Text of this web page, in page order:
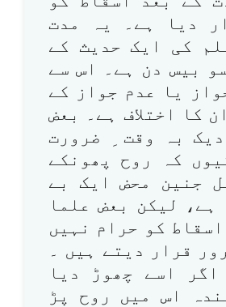
دیا ہے۔ یہ مدت
کی ایک حدیث کے
بیس دن ہے۔ اس سے
یا عدم جواز کے
کا اختلاف ہے۔ بعض
بہ وقت ِ ضرورت
کہ روح پھونکے
جنین محض ایک بے
ہے، لیکن بعض علما
کو حرام نہیں
قرار دیتے ہیں ۔
اسے چھوڑ دیا
اس میں روح پڑ